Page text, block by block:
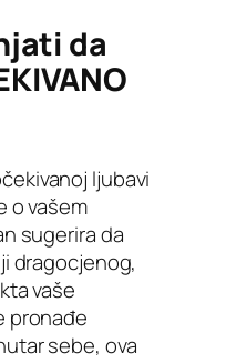
da
ljubavi
o vašem
sugerira da
dragocjenog,
vaše
pronađe
sebe, ova